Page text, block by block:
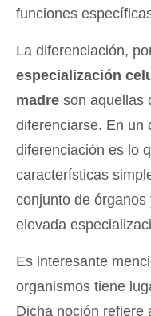
funciones
La diferenciación,
especialización
madre son aquellas
diferenciarse. En un
diferenciación es lo
características
conjunto de
elevada
Es interesante
organismos tiene
Dicha noción refiere